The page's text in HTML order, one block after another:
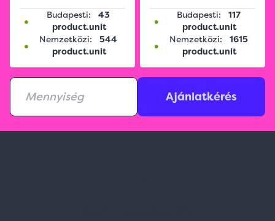
• Budapesti:
43
product.unit
• Nemzetközi:
544
product.unit
• Budapesti:
117
product.unit
• Nemzetközi:
1615
product.unit
Ajánlatkérés